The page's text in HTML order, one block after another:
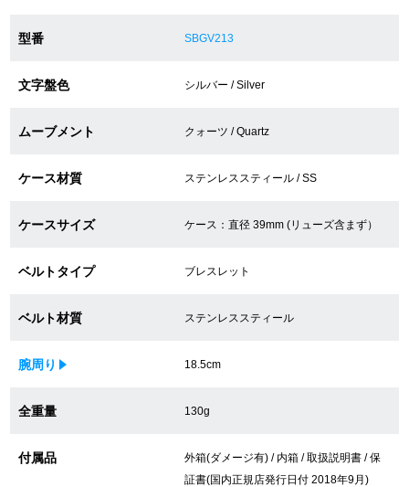
修理・メンテナンスをご希望の方
修理依頼をする
修理・メンテンナンスについて
オーバーホールについて
型番 SBGV213
文字盤色 シルバー / Silver
ムーブメント クォーツ / Quartz
ケース材質 ステンレススティール / SS
ケースサイズ ケース：直径 39mm (リューズ含まず）
ベルトタイプ ブレスレット
ベルト材質 ステンレススティール
腕周り 18.5cm
全重量 130g
付属品
外箱(ダメージ有) / 内箱 / 取扱説明書 / 保
証書(国内正規店発行日付 2018年9月)